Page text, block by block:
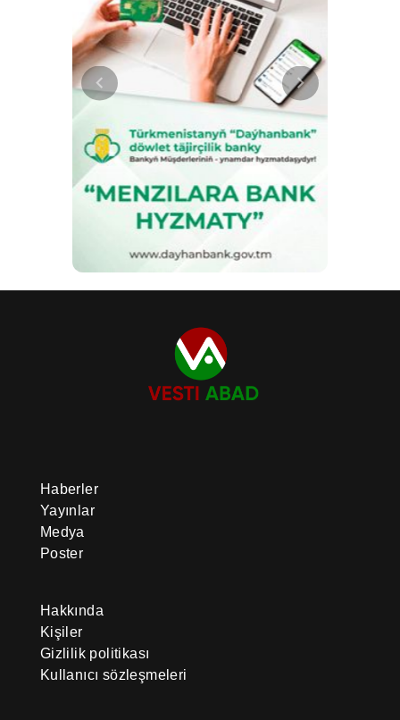
Haberler
Yayınlar
Medya
Poster
Hakkında
Kişiler
Gizlilik politikası
Kullanıcı sözleşmeleri